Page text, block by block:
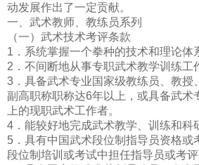
动发展作出了一定贡献。
一、武术教师、教练员系列
（一）武术技术考评条款
1．系统掌握一个拳种的技术和理论体
2．不间断地从事专职武术教学训练工
3．具备武术专业国家级教练员、教授
副高职称职称达6年以上，或具备武术
上的现职武术工作者。
4．能较好地完成武术教学、训练和科
5．具有中国武术段位制指导员资格或
段位制培训或考试中担任指导员或考